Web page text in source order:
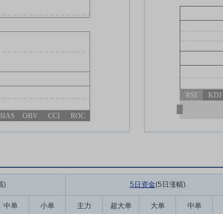
BIAS OBV CCI ROC
RSI KDJ
) 5日资金(5日涨幅)
中单 小单 主力 超大单 大单 中单